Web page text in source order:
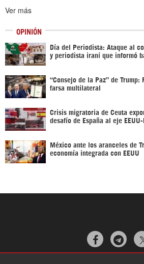
Ver más
OPINIÓN
Día del Periodista: Ataque al
y periodista iraní que informó
“Consejo de la Paz” de
farsa multilateral
Crisis migratoria de Ceuta
desafío de España al eje
México ante los aranceles de
economía integrada con EEUU